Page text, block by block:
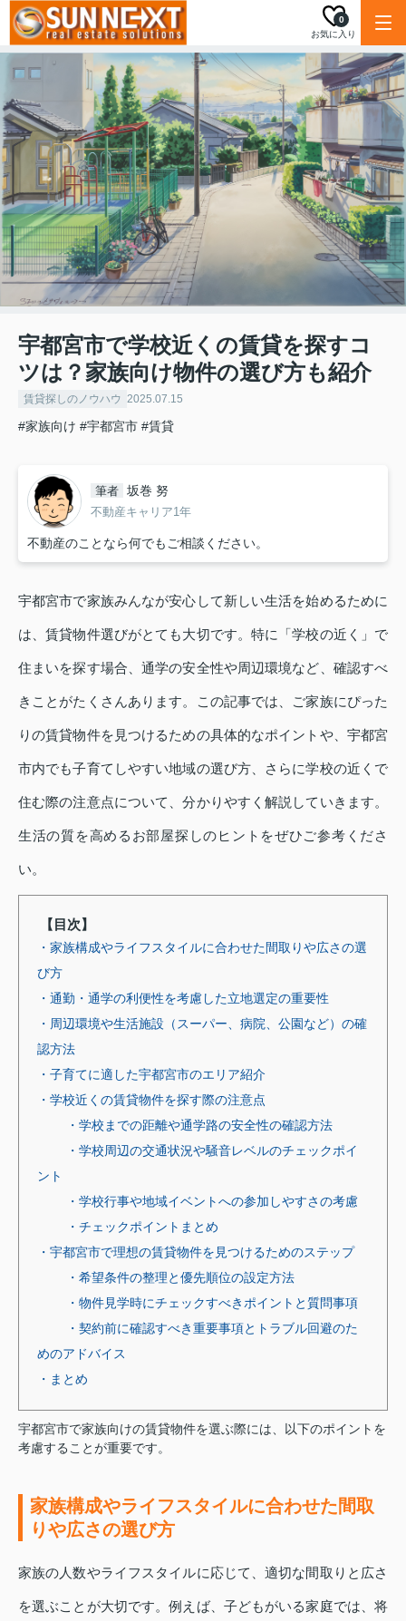
お気に入り
0
宇都宮市で学校近くの賃貸を探すコ
ツは？家族向け物件の選び方も紹介
賃貸探しのノウハウ 2025.07.15
#家族向け #宇都宮市 #賃貸
筆者 坂巻 努
不動産キャリア1年
不動産のことなら何でもご相談ください。
宇都宮市で家族みんなが安心して新しい生活を始めるために
は、賃貸物件選びがとても大切です。特に「学校の近く」で
住まいを探す場合、通学の安全性や周辺環境など、確認すべ
きことがたくさんあります。この記事では、ご家族にぴった
りの賃貸物件を見つけるための具体的なポイントや、宇都宮
市内でも子育てしやすい地域の選び方、さらに学校の近くで
住む際の注意点について、分かりやすく解説していきます。
生活の質を高めるお部屋探しのヒントをぜひご参考くださ
い。
【目次】
・家族構成やライフスタイルに合わせた間取りや広さの選
び方
・通勤・通学の利便性を考慮した立地選定の重要性
・周辺環境や生活施設（スーパー、病院、公園など）の確
認方法
・子育てに適した宇都宮市のエリア紹介
・学校近くの賃貸物件を探す際の注意点
・学校までの距離や通学路の安全性の確認方法
・学校周辺の交通状況や騒音レベルのチェックポイ
ント
・学校行事や地域イベントへの参加しやすさの考慮
・チェックポイントまとめ
・宇都宮市で理想の賃貸物件を見つけるためのステップ
・希望条件の整理と優先順位の設定方法
・物件見学時にチェックすべきポイントと質問事項
・契約前に確認すべき重要事項とトラブル回避のた
めのアドバイス
・まとめ
宇都宮市で家族向けの賃貸物件を選ぶ際には、以下のポイントを
考慮することが重要です。
家族構成やライフスタイルに合わせた間取
りや広さの選び方
家族の人数やライフスタイルに応じて、適切な間取りと広さ
を選ぶことが大切です。例えば、子どもがいる家庭では、将